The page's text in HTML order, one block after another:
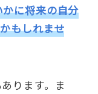
に将来の自分
もしれませ
ります。ま